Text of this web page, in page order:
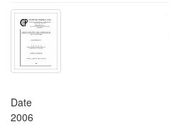
Date
2006